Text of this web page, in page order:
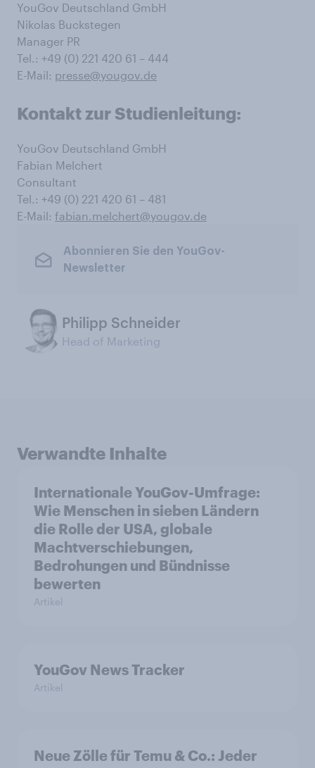
YouGov Deutschland GmbH
Nikolas Buckstegen
Manager PR
Tel.: +49 (0) 221 420 61 – 444
E-Mail: presse@yougov.de
Kontakt zur Studienleitung:
YouGov Deutschland GmbH
Fabian Melchert
Consultant
Tel.: +49 (0) 221 420 61 – 481
E-Mail: fabian.melchert@yougov.de
Abonnieren Sie den YouGov-
Newsletter
Philipp Schneider
Head of Marketing
Verwandte Inhalte
Internationale YouGov-Umfrage:
Wie Menschen in sieben Ländern
die Rolle der USA, globale
Machtverschiebungen,
Bedrohungen und Bündnisse
bewerten
Artikel
YouGov News Tracker
Artikel
Neue Zölle für Temu & Co.: Jeder